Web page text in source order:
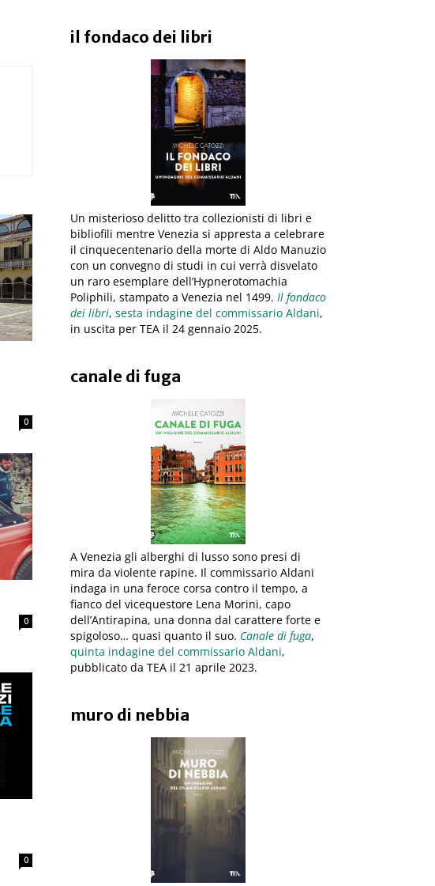
0
0
0
il fondaco dei libri
Un misterioso delitto tra collezionisti di libri e
bibliofili mentre Venezia si appresta a celebrare
il cinquecentenario della morte di Aldo Manuzio
con un convegno di studi in cui verrà disvelato
un raro esemplare dell’Hypnerotomachia
Poliphili, stampato a Venezia nel 1499. Il fondaco
dei libri, sesta indagine del commissario Aldani,
in uscita per TEA il 24 gennaio 2025.
canale di fuga
A Venezia gli alberghi di lusso sono presi di
mira da violente rapine. Il commissario Aldani
indaga in una feroce corsa contro il tempo, a
fianco del vicequestore Lena Morini, capo
dell’Antirapina, una donna dal carattere forte e
spigoloso… quasi quanto il suo. Canale di fuga,
quinta indagine del commissario Aldani,
pubblicato da TEA il 21 aprile 2023.
muro di nebbia